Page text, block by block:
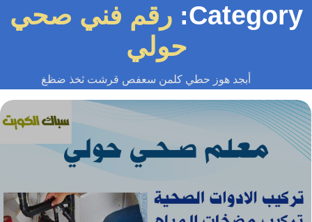
رقم فني صحي
حولي
أبجد هوز حطي كلمن سعفص قرشت ثخذ ضظغ